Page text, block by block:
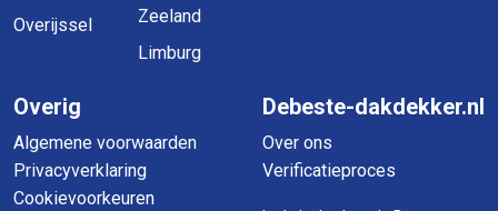
Overijssel
Zeeland
Limburg
Overig
Algemene voorwaarden
Privacyverklaring
Cookievoorkeuren
Debeste-dakdekker.nl
Over ons
Verificatieproces